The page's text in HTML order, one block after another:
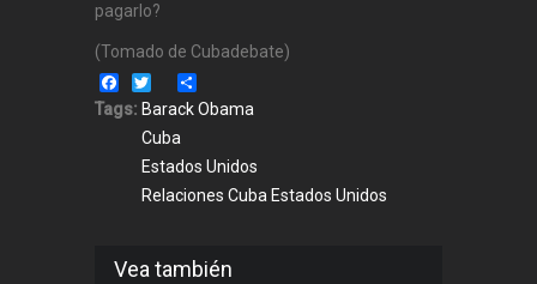
pagarlo?
(Tomado de Cubadebate)
Facebook
Twitter
Tags: Barack Obama
Cuba
Estados Unidos
Relaciones Cuba Estados Unidos
Vea también